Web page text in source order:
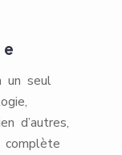
un seul
d’autres,
complète